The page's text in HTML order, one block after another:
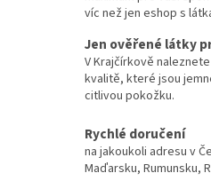
víc než jen eshop s
Jen ověřené látky
V Krajčírkově
kvalitě, které jsou
citlivou pokožku.
Rychlé doručení
na jakoukoli adresu v
Maďarsku, Rumunsku,